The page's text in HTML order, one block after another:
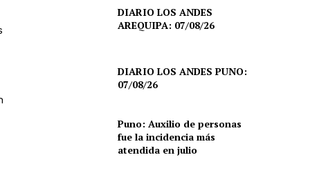
DIARIO LOS ANDES
AREQUIPA: 07/08/26
DIARIO LOS ANDES PUNO:
07/08/26
Puno: Auxilio de personas
fue la incidencia más
atendida en julio